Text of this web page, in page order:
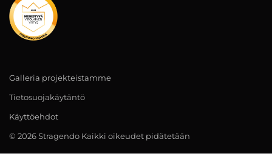
Galleria projekteistamme
Tietosuojakäytäntö
Käyttöehdot
© 2026 Stragendo Kaikki oikeudet pidätetään